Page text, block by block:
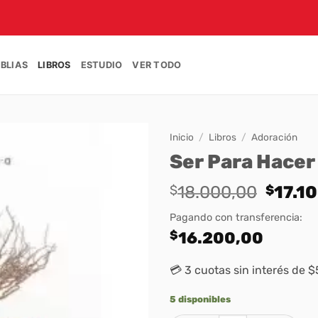
LIBROS ESTUDIO VER TODO
Inicio / Libros / Adoración
Ser Para Hacer
$18.000,00
price
was:
$
Pagando con transferencia:
$16.200,00
💳 3 cuotas sin interés de
5 disponibles